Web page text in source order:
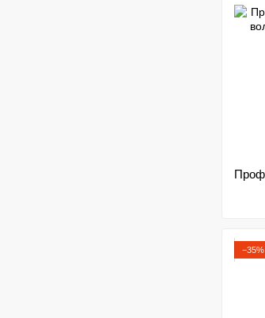
−35%